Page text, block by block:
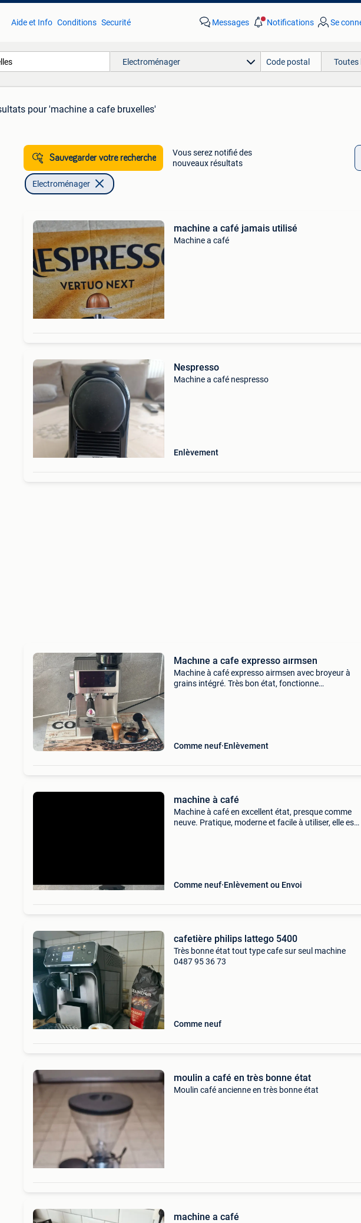
Aide et Info Conditions Securité Messages Notifications Se
Electroménager Toutes
pour 'machine a cafe bruxelles'
Sauvegarder votre recherche
Vous serez notifié des
nouveaux résultats
Electroménager
machine a café jamais utilisé
Machine a café
Nespresso
Machine a café nespresso
Enlèvement
Machıne a cafe expresso aırmsen
Machine à café expresso airmsen avec broyeur à
grains intégré. Très bon état, fonctionne
Comme neuf Enlèvement
machine à café
Machine à café en excellent état, presque comme
neuve. Pratique, moderne et facile à utiliser, elle est
Comme neuf Enlèvement ou Envoi
cafetière philips lattego 5400
Très bonne état tout type cafe sur seul machine
0487 95 36 73
Comme neuf
moulin a café en très bonne état
Moulin café ancienne en très bonne état
machine a café